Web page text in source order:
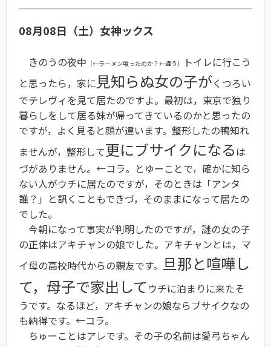
08月08日（土）女神ックス
きのうの夜中 （←ラーメン喰ったのか？←違う）
トイレに行こう
と思ったら，家に 見知らぬ女の子がくつろい
でテレヴィを見て居たのですよ。最初は，東京で独り
暮らしをして居る妹が帰ってきているのかと思ったの
ですが，よく見ると顔が違います。整形したの鴨知れ
ませんが，整形して更にブサイクになるは
づがありません。←コラ。とゆーことで，確かに知ら
ない人がウチに居たのですが，そのときは「アンタ
誰？」と訊くこともできづ，そのままになって居たの
でした。
今朝になって事実が判明したのですが，謎の女の子
の正体はアキチャンの娘でした。アキチャンとは，マ
イ母の高校時代からの親友です。 旦那と喧嘩し
て，母子で家出してウチに泊まりに来たそ
うです。なるほど，アキチャンの娘ならブサイクなの
も納得です。←コラ。
ちゅーことはアレです。その子の名前は愛弓ちゃん